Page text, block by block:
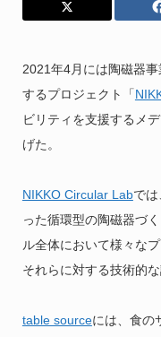
2021年4月には陶磁器
するプロジェクト「
ビリティを支援するメ
げた。
NIKKO Circular Labでは
った循環型の陶磁器づ
ル全体において様々な
それらに対する技術的
table sourceには、食の